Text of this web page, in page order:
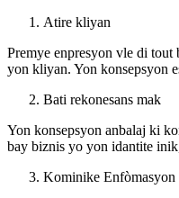
Atire kliyan
Premye enpresyon vle di
yon kliyan. Yon konsepsyon
Bati rekonesans mak
Yon konsepsyon anbalaj ki
bay biznis yo yon idantite
Kominike